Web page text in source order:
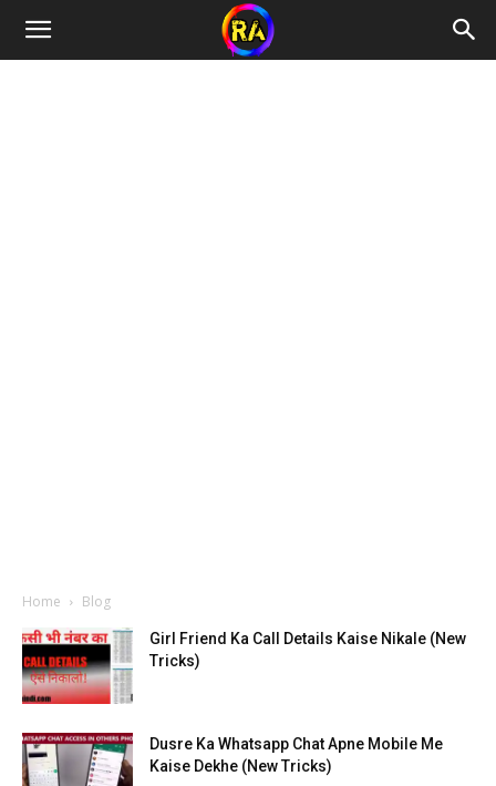
Home Blog
Girl Friend Ka Call Details Kaise Nikale (New
Tricks)
Dusre Ka Whatsapp Chat Apne Mobile Me
Kaise Dekhe (New Tricks)